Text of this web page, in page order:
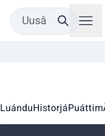
Uusâ
LuánduHistorjáPuáttim